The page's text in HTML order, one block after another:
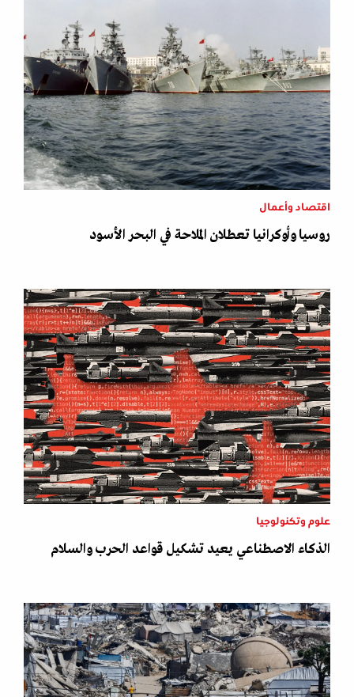
اقتصاد وأعمال
روسيا وأوكرانيا تعطلان الملاحة في البحر الأسود
علوم وتكنولوجيا
الذكاء الاصطناعي يعيد تشكيل قواعد الحرب والسلام